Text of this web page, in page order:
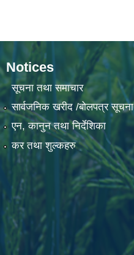
Notices
सूचना तथा समाचार
सार्वजनिक खरीद /बोलपत्र सूचना
एन, कानुन तथा निर्देशिका
कर तथा शुल्कहरु